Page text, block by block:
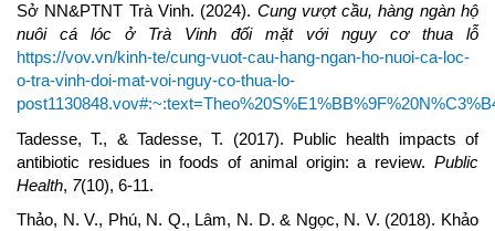
Sở NN&PTNT Trà Vinh. (2024). Cung vượt cầu, hàng ngàn hộ
nuôi cá lóc ở Trà Vinh đối mặt với nguy cơ thua lỗ
https://vov.vn/kinh-te/cung-vuot-cau-hang-ngan-ho-nuoi-ca-loc-
o-tra-vinh-doi-mat-voi-nguy-co-thua-lo-
Tadesse, T., & Tadesse, T. (2017). Public health impacts of
antibiotic residues in foods of animal origin: a review. Public
Health, 7(10), 6-11.
Thảo, N. V., Phú, N. Q., Lâm, N. D. & Ngọc, N. V. (2018). Khảo